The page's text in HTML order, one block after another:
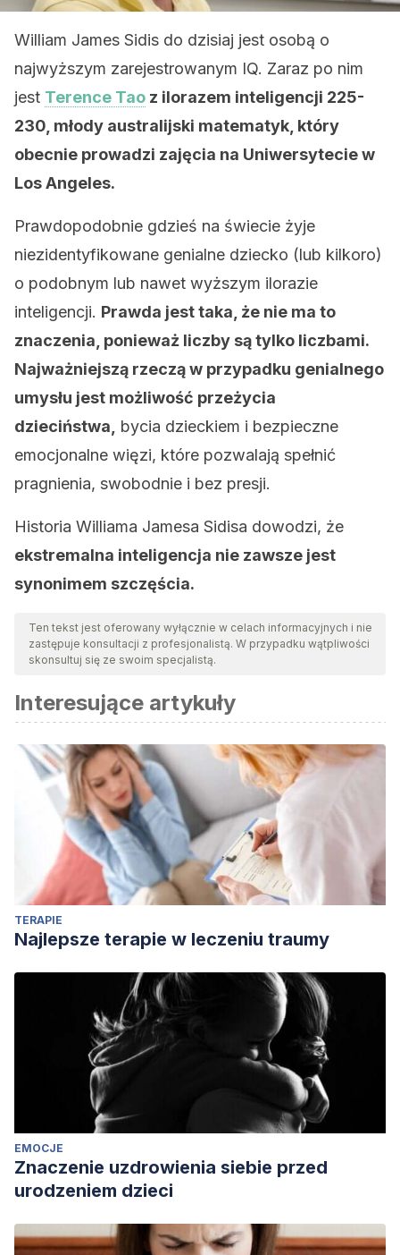
William James Sidis do dzisiaj jest osobą o
najwyższym zarejestrowanym IQ. Zaraz po nim
jest Terence Tao z ilorazem inteligencji 225-
230, młody australijski matematyk, który
obecnie prowadzi zajęcia na Uniwersytecie w
Los Angeles.
Prawdopodobnie gdzieś na świecie żyje
niezidentyfikowane genialne dziecko (lub kilkoro)
o podobnym lub nawet wyższym ilorazie
inteligencji. Prawda jest taka, że nie ma to
znaczenia, ponieważ liczby są tylko liczbami.
Najważniejszą rzeczą w przypadku genialnego
umysłu jest możliwość przeżycia
dzieciństwa,
bycia dzieckiem i bezpieczne
emocjonalne więzi, które pozwalają spełnić
pragnienia, swobodnie i bez presji.
Historia Williama Jamesa Sidisa dowodzi, że
ekstremalna inteligencja nie zawsze jest
synonimem szczęścia.
Ten tekst jest oferowany wyłącznie w celach informacyjnych i nie
zastępuje konsultacji z profesjonalistą. W przypadku wątpliwości
skonsultuj się ze swoim specjalistą.
Interesujące artykuły
TERAPIE
Najlepsze terapie w leczeniu traumy
EMOCJE
Znaczenie uzdrowienia siebie przed
urodzeniem dzieci